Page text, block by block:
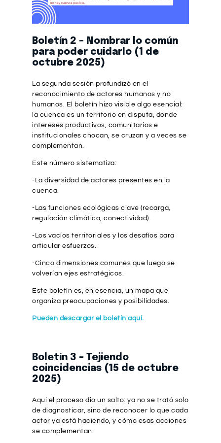
Boletín 2 – Nombrar lo común
para poder cuidarlo (1 de
octubre 2025)
La segunda sesión profundizó en el
reconocimiento de actores humanos y no
humanos. El boletín hizo visible algo esencial:
la cuenca es un territorio en disputa, donde
intereses productivos, comunitarios e
institucionales chocan, se cruzan y a veces se
complementan.
Este número sistematiza:
-La diversidad de actores presentes en la
cuenca.
-Las funciones ecológicas clave (recarga,
regulación climática, conectividad).
-Los vacíos territoriales y los desafíos para
articular esfuerzos.
-Cinco dimensiones comunes que luego se
volverían ejes estratégicos.
Este boletín es, en esencia, un mapa que
organiza preocupaciones y posibilidades.
Pueden descargar el boletín aquí.
Boletín 3 – Tejiendo
coincidencias (15 de octubre
2025)
Aquí el proceso dio un salto: ya no se trató solo
de diagnosticar, sino de reconocer lo que cada
actor ya está haciendo, y cómo esas acciones
se complementan.